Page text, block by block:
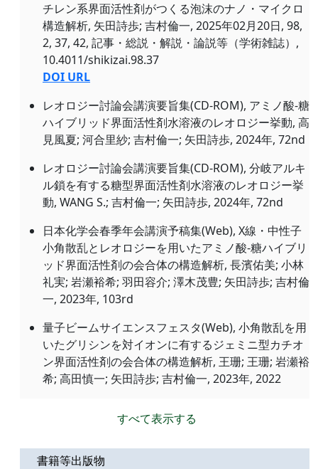
チレン系界面活性剤がつくる泡沫のナノ・マイクロ
構造解析, 矢田詩歩; 吉村倫一, 2025年02月20日, 98,
2, 37, 42, 記事・総説・解説・論説等（学術雑誌）,
10.4011/shikizai.98.37
DOI URL
レオロジー討論会講演要旨集(CD-ROM), アミノ酸-糖
ハイブリッド界面活性剤水溶液のレオロジー挙動, 高
見風夏; 河合里紗; 吉村倫一; 矢田詩歩, 2024年, 72nd
レオロジー討論会講演要旨集(CD-ROM), 分岐アルキ
ル鎖を有する糖型界面活性剤水溶液のレオロジー挙
動, WANG S.; 吉村倫一; 矢田詩歩, 2024年, 72nd
日本化学会春季年会講演予稿集(Web), X線・中性子
小角散乱とレオロジーを用いたアミノ酸-糖ハイブリ
ッド界面活性剤の会合体の構造解析, 長濱佑美; 小林
礼実; 岩瀬裕希; 羽田容介; 澤木茂豊; 矢田詩歩; 吉村倫
一, 2023年, 103rd
量子ビームサイエンスフェスタ(Web), 小角散乱を用
いたグリシンを対イオンに有するジェミニ型カチオ
ン界面活性剤の会合体の構造解析, 王珊; 王珊; 岩瀬裕
希; 高田慎一; 矢田詩歩; 吉村倫一, 2023年, 2022
すべて表示する
書籍等出版物